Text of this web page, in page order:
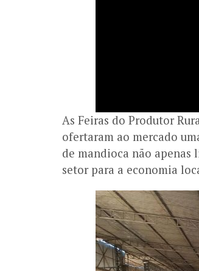
As Feiras do Produtor
ofertaram ao mercado
de mandioca não apenas
setor para a economia